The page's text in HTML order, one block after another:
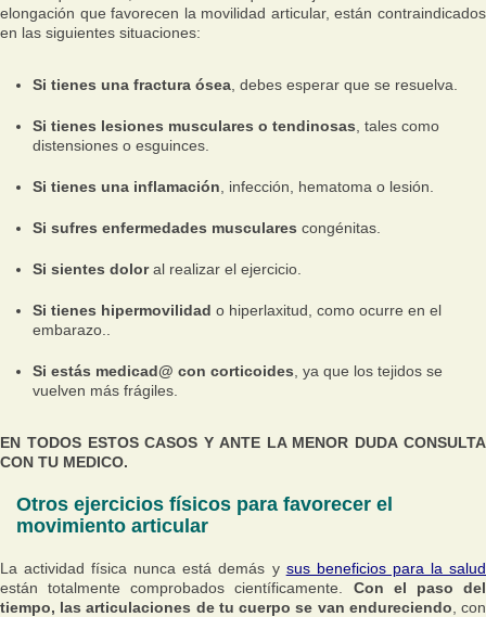
elongación que favorecen la movilidad articular, están contraindicados
en las siguientes situaciones:
Si tienes una fractura ósea , debes esperar que se resuelva.
Si tienes lesiones musculares o tendinosas , tales como
distensiones o esguinces.
Si tienes una inflamación , infección, hematoma o lesión.
Si sufres enfermedades musculares congénitas.
Si sientes doloral realizar el ejercicio.
Si tienes hipermovilidad o hiperlaxitud, como ocurre en el
embarazo..
Si estás medicad@ con corticoides , ya que los tejidos se
vuelven más frágiles.
EN TODOS ESTOS CASOS Y ANTE LA MENOR DUDA CONSULTA
CON TU MEDICO.
Otros ejercicios físicos para favorecer el
movimiento articular
La actividad física nunca está demás y sus beneficios para la salud
están totalmente comprobados científicamente. Con el paso del
tiempo, las articulaciones de tu cuerpo se van endureciendo , con